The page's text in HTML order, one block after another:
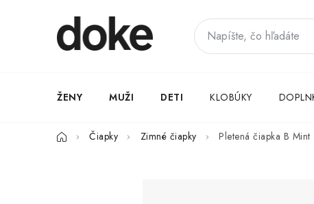
ŽENY MUŽI DETI KLOBÚKY
DomovČiapky Zimné čiapky Pletená čiapka B Mint